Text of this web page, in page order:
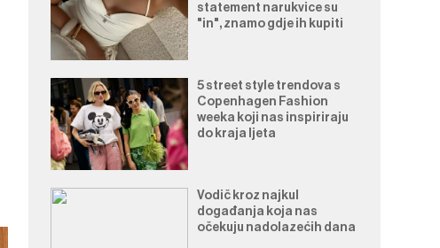
statement narukvice su
"in", znamo gdje ih kupiti
5 street style trendova s
Copenhagen Fashion
weeka koji nas inspiriraju
do kraja ljeta
Vodič kroz najkul
događanja koja nas
očekuju nadolazećih dana